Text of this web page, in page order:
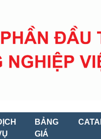
BẢNG
GIÁ